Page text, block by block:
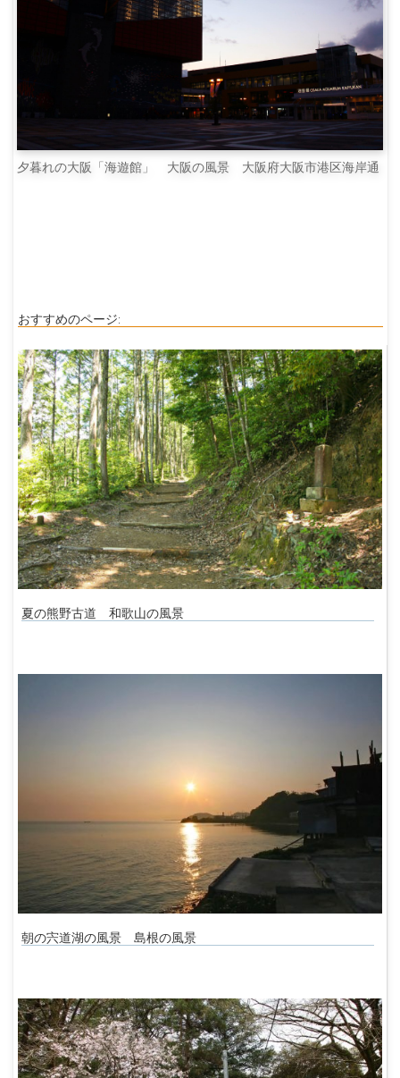
夕暮れの大阪「海遊館」 大阪の風景 大阪府大阪市港区海岸通
おすすめのページ:
夏の熊野古道 和歌山の風景
朝の宍道湖の風景 島根の風景